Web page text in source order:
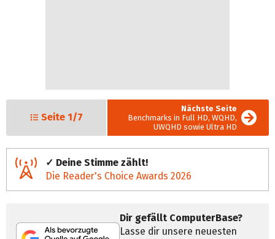
Seite 1/7
Nächste Seite
Benchmarks in Full HD, WQHD,
UWQHD sowie Ultra HD
✓ Deine Stimme zählt!
Die Reader's Choice Awards 2026
Dir gefällt ComputerBase?
Lasse dir unsere neuesten